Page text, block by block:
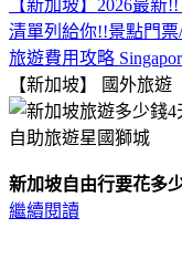
【新加坡】2026最新
清單列給你!!景點門
旅遊費用攻略
【新加坡】
國外旅遊
新加坡自由行要花多
繼續閱讀